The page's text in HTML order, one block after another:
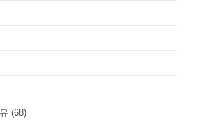
(68)